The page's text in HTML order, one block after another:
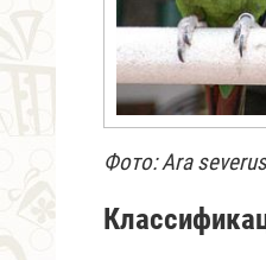
Фото: Ara severus